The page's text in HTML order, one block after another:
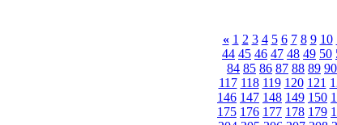
« 1 2 3 4 5 6 7 8 9 10
44 45 46 47 48 49 50
84 85 86 87 88 89 90
117 118 119 120 121
146 147 148 149 150
175 176 177 178 179